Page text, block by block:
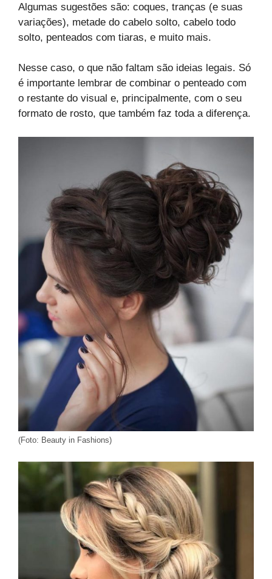
Algumas sugestões são: coques, tranças (e suas
variações), metade do cabelo solto, cabelo todo
solto, penteados com tiaras, e muito mais.
Nesse caso, o que não faltam são ideias legais. Só
é importante lembrar de combinar o penteado com
o restante do visual e, principalmente, com o seu
formato de rosto, que também faz toda a diferença.
(Foto: Beauty in Fashions)